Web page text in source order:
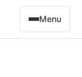
Menu